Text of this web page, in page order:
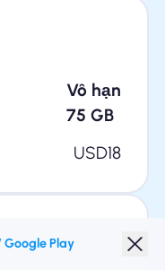
Vô hạn
75 GB
USD18
Play